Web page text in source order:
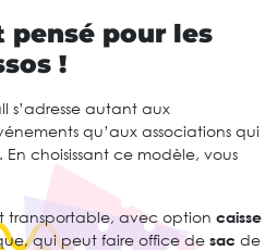
pour les
!
s’adresse autant aux
qu’aux associations qui
choisissant ce modèle, vous
transportable, avec option caisse
qui peut faire office de sac de